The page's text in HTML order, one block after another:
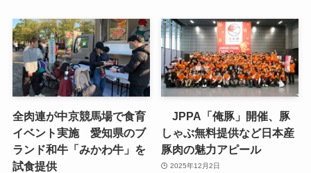
全肉連が中京競馬場で食育
イベント実施 愛知県のブ
ランド和牛「みかわ牛」を
試食提供
JPPA「俺豚」開催、豚
しゃぶ無料提供など日本産
豚肉の魅力アピール
2025年12月2日